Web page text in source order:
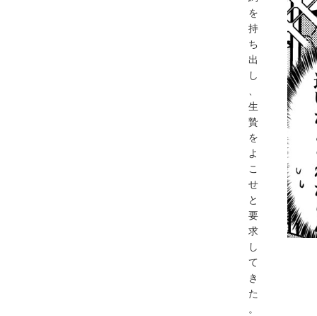
を
持
ち
出
し
生
贄
を
よ
こ
せ
と
要
求
し
て
き
た
。